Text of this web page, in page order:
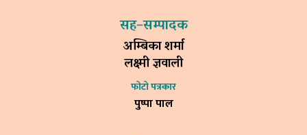
सह–सम्पादक
अम्बिका शर्मा
लक्ष्मी ज्ञवाली
फोटो पत्रकार
पुष्पा पाल